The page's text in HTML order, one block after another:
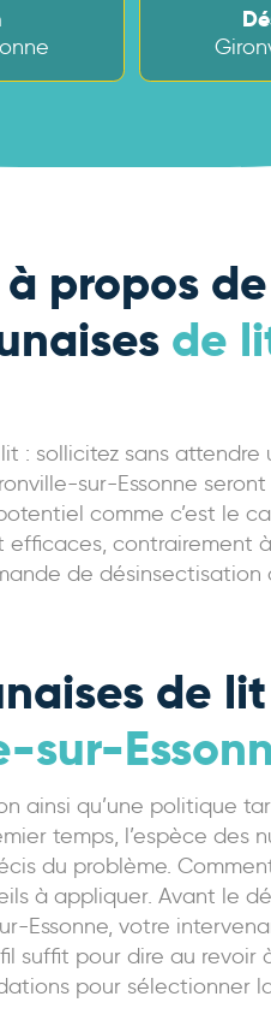
propos
de
: sollicitez sans
sur-Essonne
comme c’est le
contrairement
de
de
sur-
ainsi qu’une politique
temps, l’espèce des
du problème.
à appliquer. Avant le
Essonne, votre
suffit pour dire au
pour sélectionner